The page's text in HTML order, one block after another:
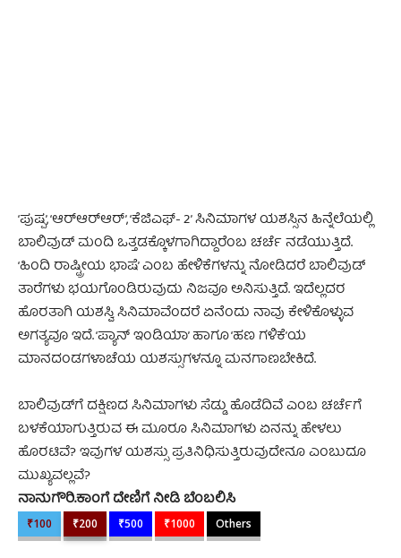
‘ಪುಷ್ಪ’, ‘ಆರ್‌‌ಆರ್‌‌ಆರ್’, ‘ಕೆಜಿಎಫ್- 2’ ಸಿನಿಮಾಗಳ ಯಶಸ್ಸಿನ ಹಿನ್ನೆಲೆಯಲ್ಲಿ
ಬಾಲಿವುಡ್ ಮಂದಿ ಒತ್ತಡಕ್ಕೊಳಗಾಗಿದ್ದಾರೆಂಬ ಚರ್ಚೆ ನಡೆಯುತ್ತಿದೆ‌.
‘ಹಿಂದಿ ರಾಷ್ಟ್ರೀಯ ಭಾಷೆ’ ಎಂಬ ಹೇಳಿಕೆಗಳನ್ನು ನೋಡಿದರೆ ಬಾಲಿವುಡ್
ತಾರೆಗಳು ಭಯಗೊಂಡಿರುವುದು ನಿಜವೂ ಅನಿಸುತ್ತಿದೆ. ಇದೆಲ್ಲದರ
ಹೊರತಾಗಿ ಯಶಸ್ವಿ ಸಿನಿಮಾವೆಂದರೆ ಏನೆಂದು ನಾವು ಕೇಳಿಕೊಳ್ಳುವ
ಅಗತ್ಯವೂ ಇದೆ. ‘ಪ್ಯಾನ್‌ ಇಂಡಿಯಾ’ ಹಾಗೂ ‘ಹಣ ಗಳಿಕೆ’ಯ
ಮಾನದಂಡಗಳಾಚೆಯ ಯಶಸ್ಸುಗಳನ್ನೂ ಮನಗಾಣಬೇಕಿದೆ.
ಬಾಲಿವುಡ್‌ಗೆ ದಕ್ಷಿಣದ ಸಿನಿಮಾಗಳು ಸೆಡ್ಡು ಹೊಡೆದಿವೆ ಎಂಬ ಚರ್ಚೆಗೆ
ಬಳಕೆಯಾಗುತ್ತಿರುವ ಈ ಮೂರೂ ಸಿನಿಮಾಗಳು ಏನನ್ನು ಹೇಳಲು
ಹೊರಟಿವೆ? ಇವುಗಳ ಯಶಸ್ಸು ಪ್ರತಿನಿಧಿಸುತ್ತಿರುವುದೇನೂ ಎಂಬುದೂ
ಮುಖ್ಯವಲ್ಲವೆ?
ನಾನುಗೌರಿ.ಕಾಂಗೆ ದೇಣಿಗೆ ನೀಡಿ ಬೆಂಬಲಿಸಿ
₹100 ₹200 ₹500 ₹1000 Others